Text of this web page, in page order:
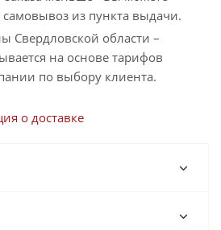
из пункта выдачи.
Свердловской области –
на основе тарифов
по выбору клиента.
о доставке